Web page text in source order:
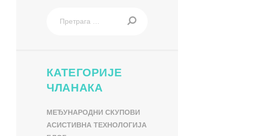
КАТЕГОРИЈЕ
ЧЛАНАКА
МЕЂУНАРОДНИ СКУПОВИ
АСИСТИВНА ТЕХНОЛОГИЈА